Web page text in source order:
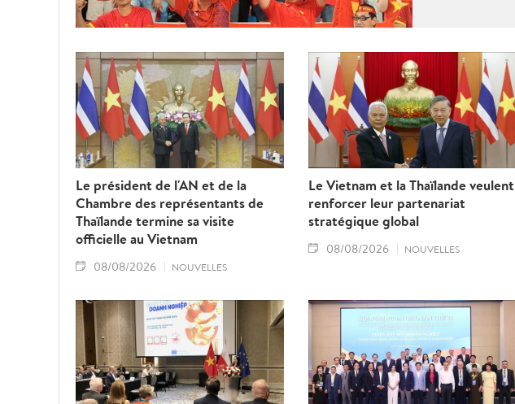
Le président de l'AN et de la
Chambre des représentants de
Thaïlande termine sa visite
officielle au Vietnam
08/08/2026 NOUVELLES
Le Vietnam et la Thaïlande veulent
renforcer leur partenariat
stratégique global
08/08/2026 NOUVELLES